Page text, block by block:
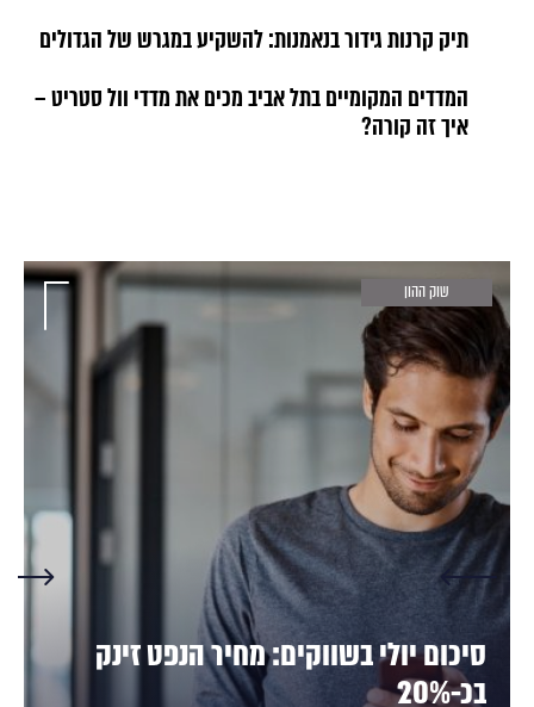
תיק קרנות גידור בנאמנות: להשקיע במגרש של הגדולים
המדדים המקומיים בתל אביב מכים את מדדי וול סטריט –
איך זה קורה?
שוק ההון
סיכום יולי בשווקים: מחיר הנפט זינק
בכ-20%